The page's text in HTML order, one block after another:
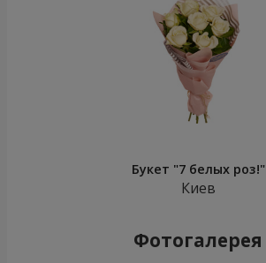
Букет "7 белых роз!"
Киев
Фотогалерея